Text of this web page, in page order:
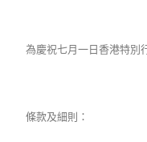
為慶祝七月一日香港特別
條款及細則：